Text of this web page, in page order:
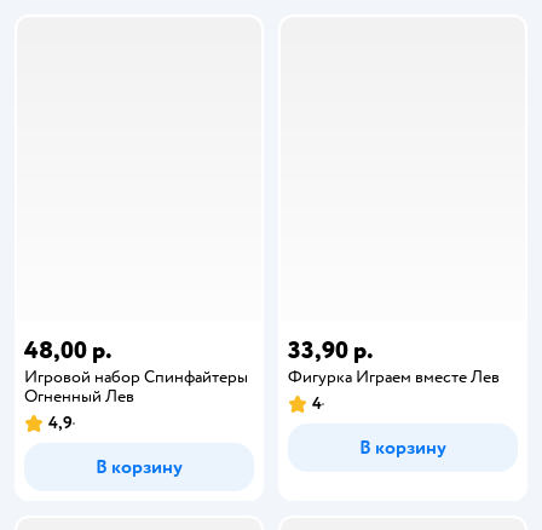
48,00 р.
Игровой набор Спинфайтеры
Огненный Лев
4,9
В корзину
33,90 р.
Фигурка Играем вместе Лев
4
В корзину